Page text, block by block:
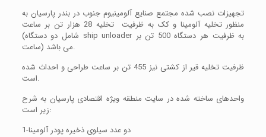
تجهیزات نصب شده مجتمع صنایع آلومینیوم جنوب در بندر پارسیان به
منظور تخلیه آلومینا و کک به ظرفیت تخلیه 28 هزار تن بر ساعت
(شامل دو دستگاه ship unloader به ظرفیت هر دستگاه 500 تن بر
ساعت) می باشد.
ظرفیت تخلیه قیر از کشتی نیز 455 تن بر ساعت طراحی و احداث شده
است.
واحدهای ساخته شده در سایت منطقه ویژه اقتصادی پارسیان به شرح
زیر است:
1-دو عدد سیلوی ذخیره پودر آلومینا